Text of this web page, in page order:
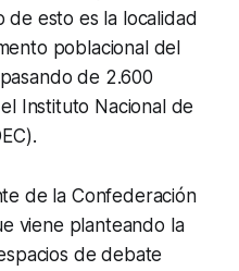
de esto es la localidad
poblacional del
de 2.600
Instituto Nacional de
de la Confederación
viene planteando la
de debate